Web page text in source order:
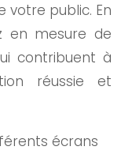
votre public. En
en mesure de
contribuent à
réussie et
écrans